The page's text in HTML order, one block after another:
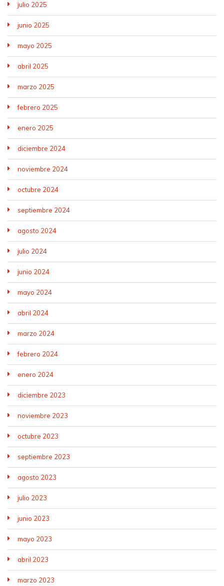
julio 2025
junio 2025
mayo 2025
abril 2025
marzo 2025
febrero 2025
enero 2025
diciembre 2024
noviembre 2024
octubre 2024
septiembre 2024
agosto 2024
julio 2024
junio 2024
mayo 2024
abril 2024
marzo 2024
febrero 2024
enero 2024
diciembre 2023
noviembre 2023
octubre 2023
septiembre 2023
agosto 2023
julio 2023
junio 2023
mayo 2023
abril 2023
marzo 2023